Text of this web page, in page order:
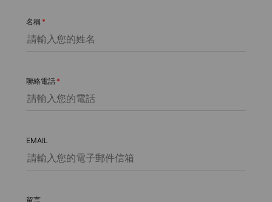
名稱 *
聯絡電話 *
EMAIL
留言